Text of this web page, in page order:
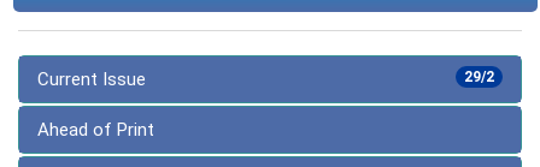
29/2
Current Issue
Ahead of Print